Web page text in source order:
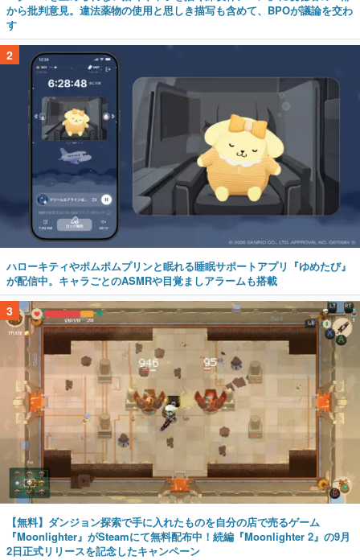
から批判意見。違法薬物の使用と思しき描写も含めて、BPOが議論を交わ
す
2
ハローキティやポムポムプリンと眠れる睡眠サポートアプリ『ゆめたび』
が配信中。キャラごとのASMRや目覚ましアラームも搭載
3
【無料】ダンジョン探索で手に入れたものを自分の店で売るゲーム
『Moonlighter』がSteamにて無料配布中！続編『Moonlighter 2』の9月
2日正式リリースを記念したキャンペーン